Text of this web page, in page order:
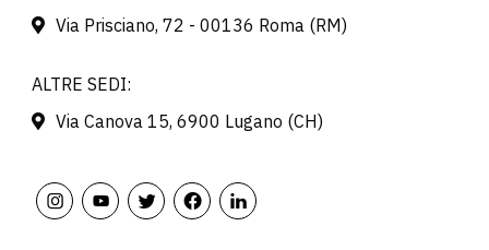
Via Prisciano, 72 - 00136 Roma (RM)
ALTRE SEDI:
Via Canova 15, 6900 Lugano (CH)